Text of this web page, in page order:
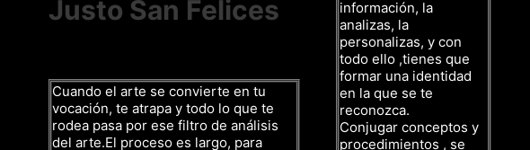
Justo San Felices
Cuando el arte se convierte en tu
vocación, te atrapa y todo lo que te
rodea pasa por ese filtro de análisis
del arte.El proceso es largo, para
información, la
analizas, la
personalizas, y con
todo ello ,tienes que
formar una identidad
en la que se te
reconozca.
Conjugar conceptos y
procedimientos , se